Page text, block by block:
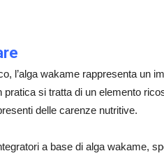
l’alga wakame rappresenta un
si tratta di un elemento
delle carenze nutritive.
a base di alga wakame,